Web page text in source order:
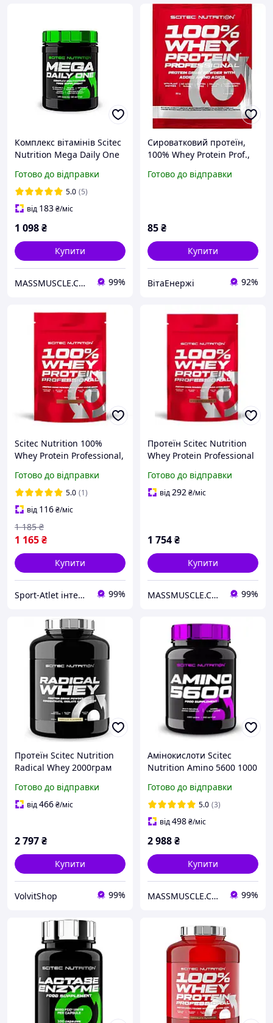
Комплекс вітамінів Scitec
Nutrition Mega Daily One
Готово до відправки
5.0 (5)
від 183₴/міс
1 098₴
Купити
MASSMUSCLE.COM.UA 99%
Сироватковий протеїн,
100% Whey Protein Prof.,
(Полуниця-шоколад)
Готово до відправки
85₴
Купити
ВітаЕнержі 92%
Scitec Nutrition 100%
Whey Protein Professional,
Готово до відправки
5.0 (1)
від 116₴/міс
1 165₴
1 185 ₴
Купити
Sport-Atlet інтернет-магазин 99%
Протеїн Scitec Nutrition
Whey Protein Professional
Готово до відправки
від292₴/міс
1 754₴
Купити
MASSMUSCLE.COM.UA 99%
Протеїн Scitec Nutrition
Radical Whey 2000грам
Готово до відправки
від466₴/міс
2 797₴
Купити
VolvitShop 99%
Амінокислоти Scitec
Nutrition Amino 5600 1000
Готово до відправки
5.0 (3)
від498₴/міс
2 988₴
Купити
MASSMUSCLE.COM.UA 99%